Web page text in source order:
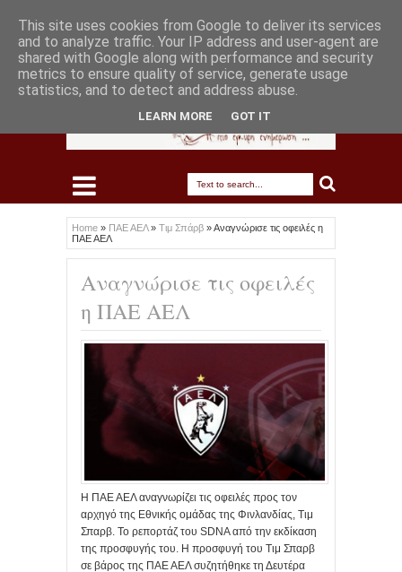
Home » ΠΑΕ ΑΕΛ» Τιμ Σπάρβ »Αναγνώρισε τις οφειλές η
ΠΑΕ ΑΕΛ
Αναγνώρισε τις οφειλές
η ΠΑΕ ΑΕΛ
Η ΠΑΕ ΑΕΛ αναγνωρίζει τις οφειλές προς τον
αρχηγό της Εθνικής ομάδας της Φινλανδίας, Τιμ
Σπαρβ. Το ρεπορτάζ του SDNA από την εκδίκαση
της προσφυγής του. Η προσφυγή του Τιμ Σπαρβ
σε βάρος της ΠΑΕ ΑΕΛ συζητήθηκε τη Δευτέρα
This site uses cookies from Google to deliver its services
and to analyze traffic. Your IP address and user-agent are
shared with Google along with performance and security
metrics to ensure quality of service, generate usage
statistics, and to detect and address abuse.
LEARN MORE GOT IT